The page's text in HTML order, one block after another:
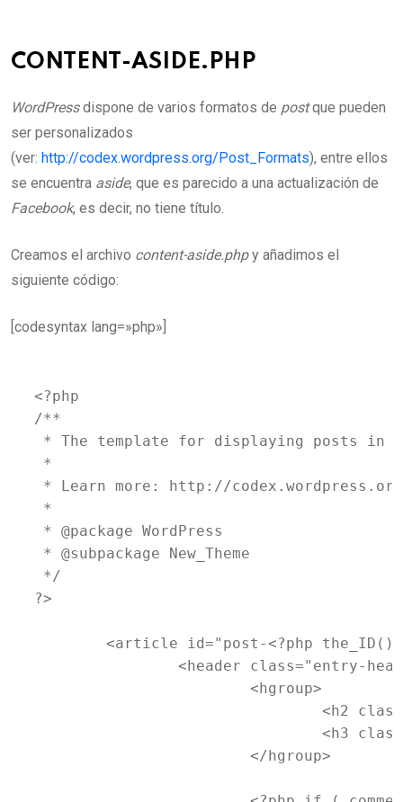
CONTENT-ASIDE.PHP
WordPressdispone de varios formatos de postque pueden
ser personalizados
(ver: http://codex.wordpress.org/Post_Formats), entre ellos
se encuentra aside, que es parecido a una actualización de
Facebook, es decir, no tiene título.
Creamos el archivo content-aside.phpy añadimos el
siguiente código:
[codesyntax lang=»php»]
<?php
/**
* The template for displaying posts in
*
* Learn more: http://
*
* @package WordPress
* @subpackage New_Theme
*/
?>